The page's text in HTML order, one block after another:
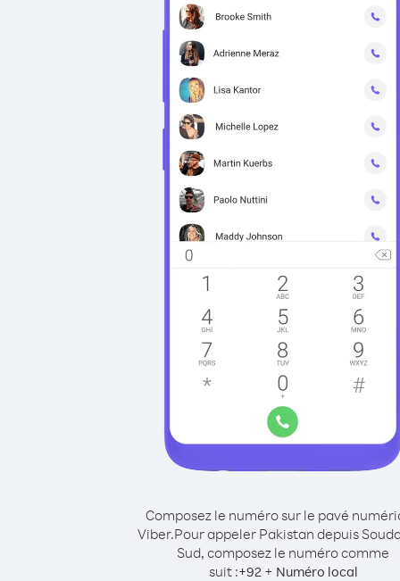
Composez le numéro sur le pavé
Viber.Pour appeler Pakistan depuis
Sud, composez le numéro comme
suit :+92+ Numéro local